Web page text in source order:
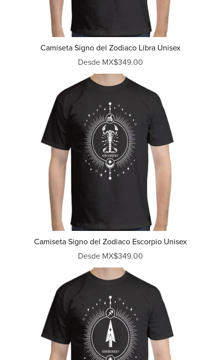
Camiseta Signo del Zodiaco Libra Unisex
Desde MX$349.00
Camiseta Signo del Zodiaco Escorpio Unisex
Desde MX$349.00